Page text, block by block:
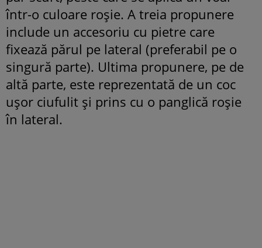
într-o culoare roșie. A treia propunere
include un accesoriu cu pietre care
fixează părul pe lateral (preferabil pe o
singură parte). Ultima propunere, pe de
altă parte, este reprezentată de un coc
ușor ciufulit și prins cu o panglică roșie
în lateral.